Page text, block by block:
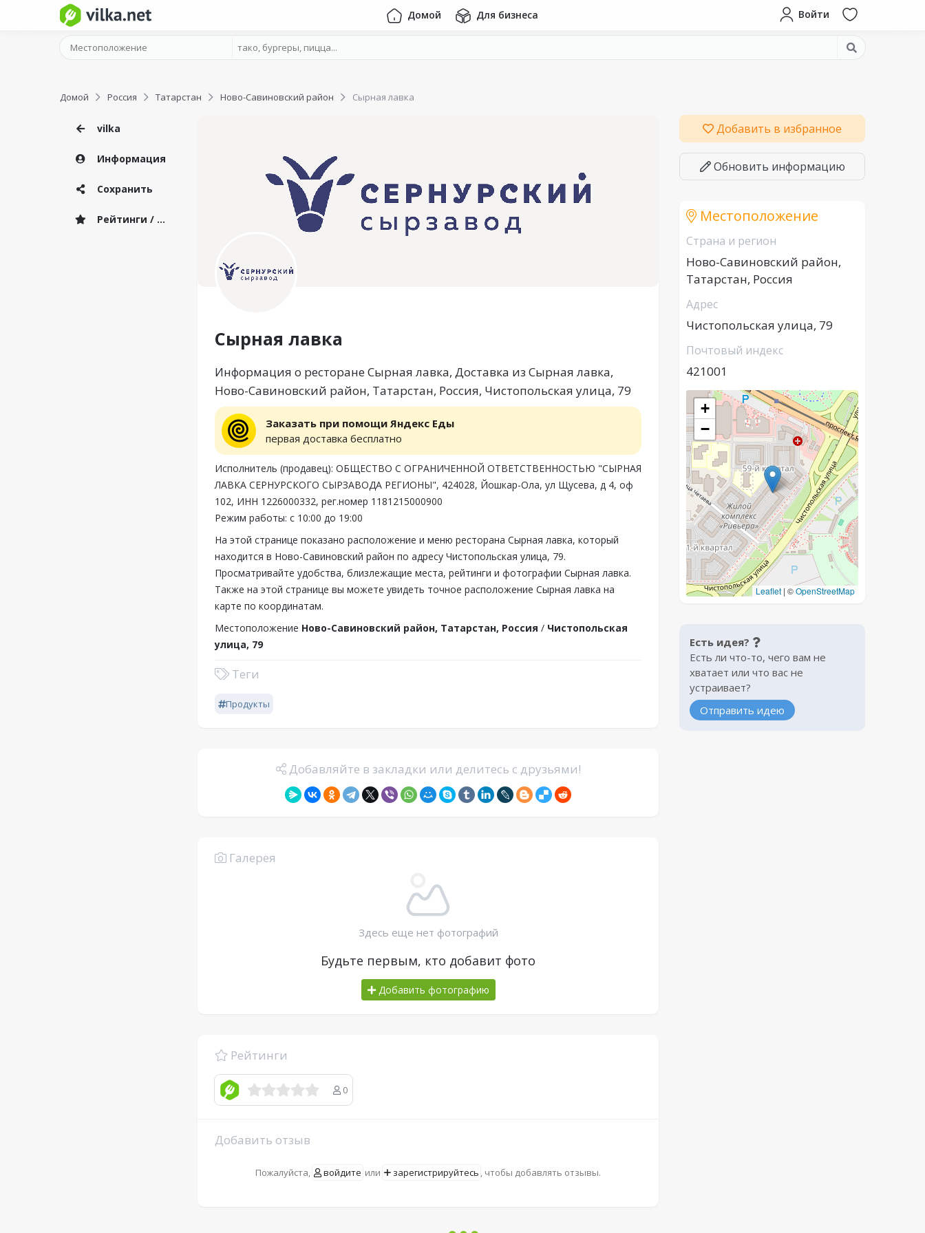
Домой Для бизнеса Войти
Домой Россия Татарстан Ново-Савиновский район Сырная лавка
vilka
Информация
Сохранить
Рейтинги / Отзывы
Сырная лавка
Информация о ресторане Сырная лавка, Доставка из Сырная лавка,
Ново-Савиновский район, Татарстан, Россия, Чистопольская улица, 79
Заказать при помощи Яндекс Еды
первая доставка бесплатно
Исполнитель (продавец): ОБЩЕСТВО С ОГРАНИЧЕННОЙ ОТВЕТСТВЕННОСТЬЮ "СЫРНАЯ
ЛАВКА СЕРНУРСКОГО СЫРЗАВОДА РЕГИОНЫ", 424028, Йошкар-Ола, ул Щусева, д 4, оф
102, ИНН 1226000332, рег.номер 1181215000900
Режим работы: с 10:00 до 19:00
На этой странице показано расположение и меню ресторана Сырная лавка, который
находится в Ново-Савиновский район по адресу Чистопольская улица, 79.
Просматривайте удобства, близлежащие места, рейтинги и фотографии Сырная лавка.
Также на этой странице вы можете увидеть точное расположение Сырная лавка на
карте по координатам.
Местоположение Ново-Савиновский район, Татарстан, Россия / Чистопольская
улица, 79
Теги
Продукты
Добавляйте в закладки или делитесь с друзьями!
Галерея
Здесь еще нет фотографий
Будьте первым, кто добавит фото
Добавить фотографию
Рейтинги
0
Добавить отзыв
Пожалуйста, войдите или зарегистрируйтесь , чтобы добавлять отзывы.
Добавить в избранное
Обновить информацию
Местоположение
Страна и регион
Ново-Савиновский район,
Татарстан, Россия
Адрес
Чистопольская улица, 79
Почтовый индекс
421001
+
−
Leaflet | ©OpenStreetMap
Есть идея?
Есть ли что-то, чего вам не
хватает или что вас не
устраивает?
Отправить идею